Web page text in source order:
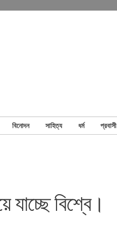
বিনোদন সাহিত্য ধর্ম প্রবাসী
যাচ্ছে বিশ্বে।